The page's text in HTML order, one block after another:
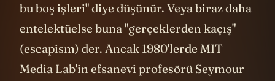
bu boş işleri" diye düşünür. Veya biraz daha
entelektüelse buna "gerçeklerden kaçış"
(escapism) der. Ancak 1980'lerde MIT
Media Lab'in efsanevi profesörü Seymour